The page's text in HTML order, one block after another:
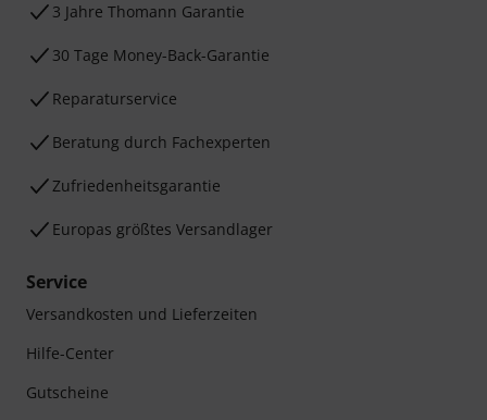
3 Jahre Thomann Garantie
30 Tage Money-Back-Garantie
Reparaturservice
Beratung durch Fachexperten
Zufriedenheitsgarantie
Europas größtes Versandlager
Service
Versandkosten und Lieferzeiten
Hilfe-Center
Gutscheine